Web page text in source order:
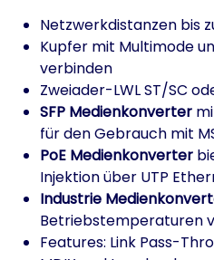
Netzwerkdistanzen bis
Kupfer mit Multimode
verbinden
Zweiader-LWL ST/SC
SFP Medienkonverter
für den Gebrauch mit
PoE Medienkonverter
Injektion über UTP
Industrie
Betriebstemperaturen
Features: Link Pass-